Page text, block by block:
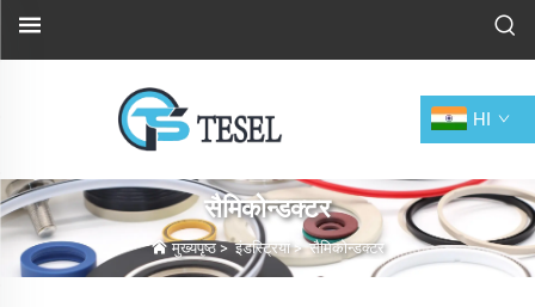
HI
सैमिकोन्डक्टर
मुख्यपृष्ठ >इंडस्ट्रियां>सैमिकोन्डक्टर